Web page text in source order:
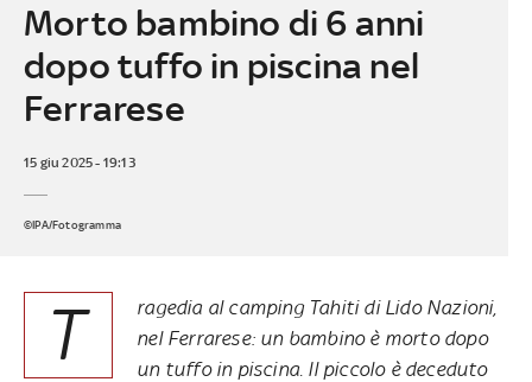
Morto bambino di 6 anni
dopo tuffo in piscina nel
Ferrarese
15 giu 2025 - 19:13
©IPA/Fotogramma
T
ragedia al camping Tahiti di Lido Nazioni,
nel Ferrarese: un bambino è morto dopo
un tuffo in piscina. Il piccolo è deceduto